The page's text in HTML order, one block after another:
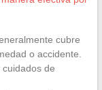
cubre
o accidente.
de